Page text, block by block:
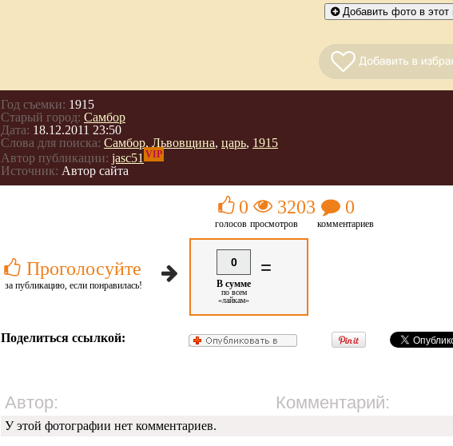
Добавить фото в этот
Год съемки: 1915
Старый город: Самбор
Дата: 18.12.2011 23:50
Слова для поиска: Самбор, Львовщина, царь, 1915
Автор публикации: jasc51 VIP
Источник: Автор сайта
Проголосуйте
за публикацию, если понравилась!
0
голосов
3203
просмотров
0
комментариев
0
В сумме
по всем
«лайкам»
=
Поделиться ссылкой:
Автор: Комментарий:
У этой фотографии нет комментариев.